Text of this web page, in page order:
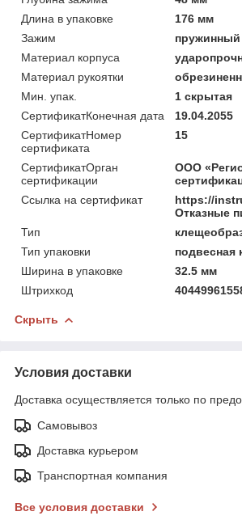
Длина в упаковке
176 мм
Зажим
пружинный
Материал корпуса
Материал рукоятки
Мин. упак.
1 скрытая
СертификатКонечная дата
19.04.2055
СертификатНомер
сертификата
15
СертификатОрган
сертификации
ООО
Ссылка на сертификат
https://
Отказные
Тип
Тип упаковки
подвесная
Ширина в упаковке
32.5 мм
Штрихкод
Скрыть
Условия доставки
Доставка осуществляется только по
Самовывоз
Доставка курьером
Транспортная компания
Все условия доставки